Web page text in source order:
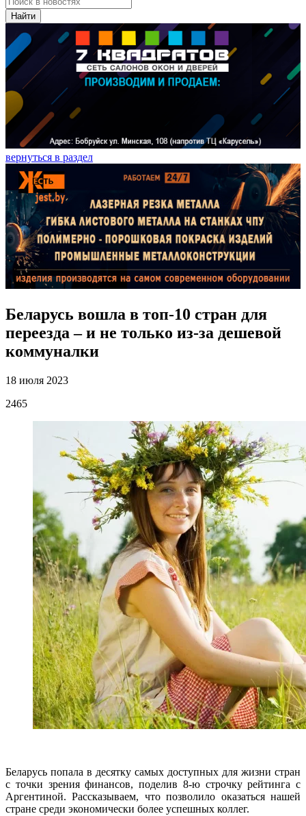
Найти
вернуться в раздел
Беларусь вошла в топ-10 стран для
переезда – и не только из-за дешевой
коммуналки
18 июля 2023
2465
Беларусь попала в десятку самых доступных для жизни стран
с точки зрения финансов, поделив 8-ю строчку рейтинга с
Аргентиной. Рассказываем, что позволило оказаться нашей
стране среди экономически более успешных коллег.